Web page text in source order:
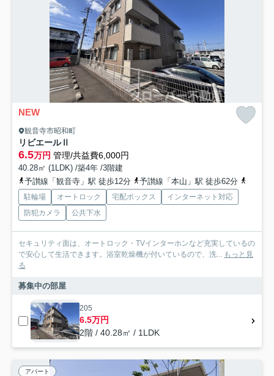
NEW
観音寺市昭和町
リビエールⅡ
6.5万円 管理/共益費6,000円
40.28㎡ (1LDK) /築4年 /3階建
予讃線「観音寺」駅 徒歩12分
予讃線「本山」駅 徒歩62分
駐輪場 オートロック 宅配ボックス
インターネット対応
防犯カメラ
公共下水
セキュリティ面は、オートロック・TVインターホンなど充実しているの
で安心して生活できます。浴室乾燥機が付いているので、洗... もっと見
る
募集中の部屋
205
6.5万円
2階 / 40.28㎡ / 1LDK
アパート